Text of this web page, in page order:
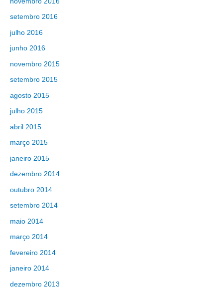
setembro 2016
julho 2016
junho 2016
novembro 2015
setembro 2015
agosto 2015
julho 2015
abril 2015
março 2015
janeiro 2015
dezembro 2014
outubro 2014
setembro 2014
maio 2014
março 2014
fevereiro 2014
janeiro 2014
dezembro 2013